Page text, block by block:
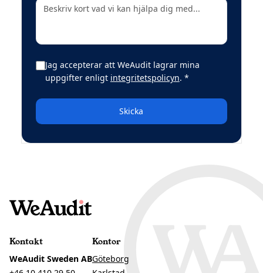
Jag accepterar att WeAudit lagrar mina
uppgifter enligt integritetspolicyn. *(obligatoriskt)
Skicka
Kontakt
WeAudit Sweden AB
Kontor
Göteborg